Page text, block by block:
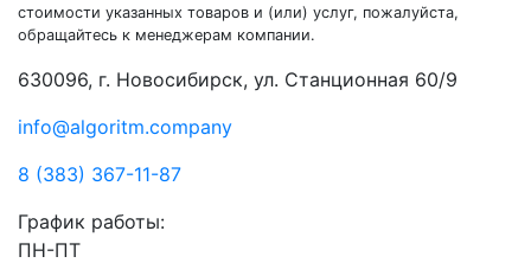
стоимости указанных товаров и (или) услуг, пожалуйста,
обращайтесь к менеджерам компании.
630096, г. Новосибирск, ул. Станционная 60/9
info@algoritm.company
8 (383) 367-11-87
График работы:
ПН-ПТ